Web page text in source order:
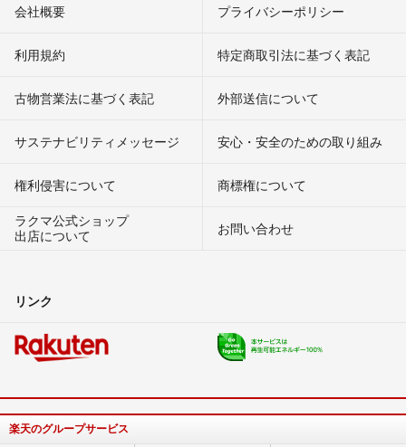
会社概要 プライバシーポリシー
利用規約 特定商取引法に基づく表記
古物営業法に基づく表記 外部送信について
サステナビリティメッセージ 安心・安全のための取り組み
権利侵害について
商標権について
ラクマ公式ショップ
出店について
お問い合わせ
リンク
楽天のグループサービス